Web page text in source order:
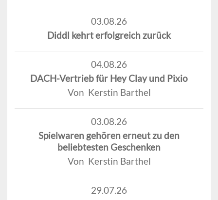
03.08.26
Diddl kehrt erfolgreich zurück
04.08.26
DACH-Vertrieb für Hey Clay und Pixio
Von Kerstin Barthel
03.08.26
Spielwaren gehören erneut zu den
beliebtesten Geschenken
Von Kerstin Barthel
29.07.26